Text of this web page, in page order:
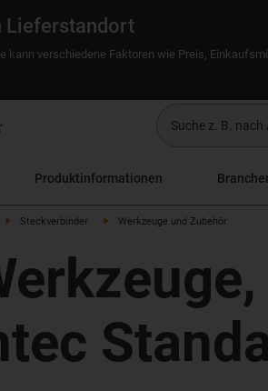
Lieferstandort
kann verschiedene Faktoren wie Preis,
Produktinformationen
Steckverbinder Werkzeuge und Zubehör